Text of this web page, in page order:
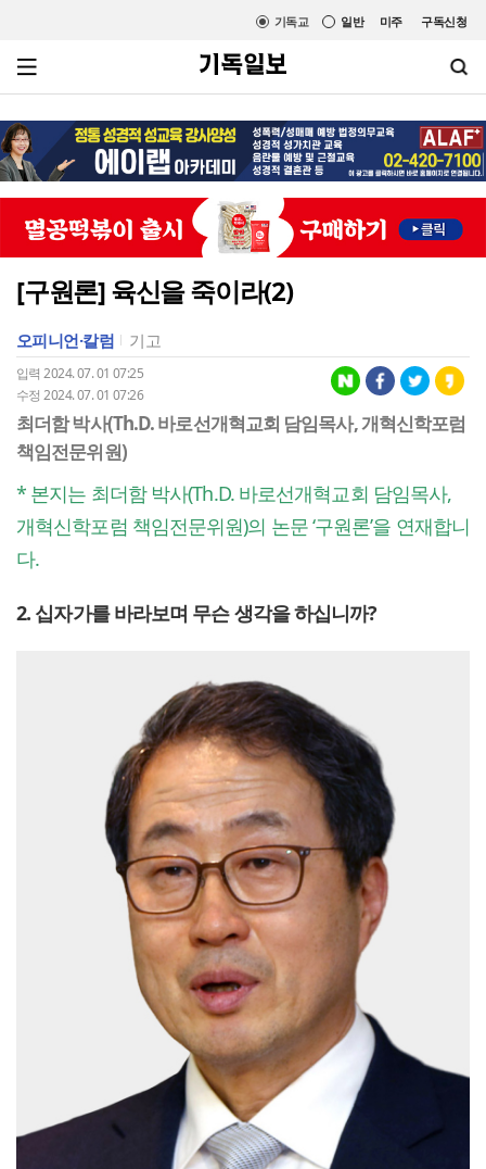
미주 구독신청
일반
기독교
[구원론] 육신을 죽이라(2)
오피니언·칼럼 기고
입력 2024. 07. 01 07:25
수정 2024. 07. 01 07:26
최더함 박사(Th.D. 바로선개혁교회 담임목사, 개혁신학포럼
책임전문위원)
* 본지는 최더함 박사(Th.D. 바로선개혁교회 담임목사,
개혁신학포럼 책임전문위원)의 논문 ‘구원론’을 연재합니
다.
2. 십자가를 바라보며 무슨 생각을 하십니까?